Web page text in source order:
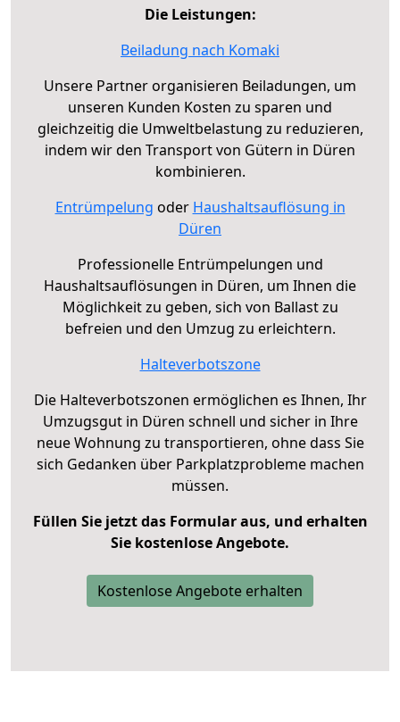
Die Leistungen:
Beiladung nach Komaki
Unsere Partner organisieren Beiladungen, um
unseren Kunden Kosten zu sparen und
gleichzeitig die Umweltbelastung zu reduzieren,
indem wir den Transport von Gütern in Düren
kombinieren.
Entrümpelung oder Haushaltsauflösung in
Düren
Professionelle Entrümpelungen und
Haushaltsauflösungen in Düren, um Ihnen die
Möglichkeit zu geben, sich von Ballast zu
befreien und den Umzug zu erleichtern.
Halteverbotszone
Die Halteverbotszonen ermöglichen es Ihnen, Ihr
Umzugsgut in Düren schnell und sicher in Ihre
neue Wohnung zu transportieren, ohne dass Sie
sich Gedanken über Parkplatzprobleme machen
müssen.
Füllen Sie jetzt das Formular aus, und erhalten
Sie kostenlose Angebote.
Kostenlose Angebote erhalten